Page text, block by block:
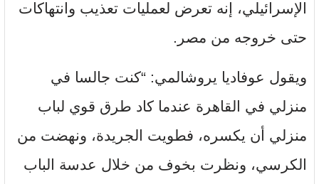
الإسرائيلي، إنه تعرض لعمليات تعذيب وانتهاكات
حتى خروجه من مصر.
ويقول عوفاديا يروشالمي: “كنت جالسا في
منزلي في القاهرة عندما كاد طرق قوي لباب
منزلي أن يكسره، فطويت الجريدة، ونهضت من
الكرسي، ونظرت بخوف من خلال عدسة الباب